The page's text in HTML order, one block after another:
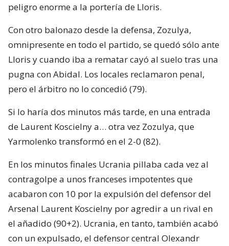
peligro enorme a la portería de Lloris.
Con otro balonazo desde la defensa, Zozulya,
omnipresente en todo el partido, se quedó sólo ante
Lloris y cuando iba a rematar cayó al suelo tras una
pugna con Abidal. Los locales reclamaron penal,
pero el árbitro no lo concedió (79).
Si lo haría dos minutos más tarde, en una entrada
de Laurent Koscielny a… otra vez Zozulya, que
Yarmolenko transformó en el 2-0 (82).
En los minutos finales Ucrania pillaba cada vez al
contragolpe a unos franceses impotentes que
acabaron con 10 por la expulsión del defensor del
Arsenal Laurent Koscielny por agredir a un rival en
el añadido (90+2). Ucrania, en tanto, también acabó
con un expulsado, el defensor central Olexandr